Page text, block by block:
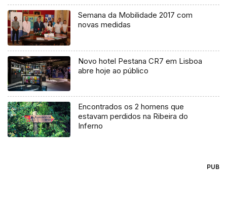
Semana da Mobilidade 2017 com
novas medidas
Novo hotel Pestana CR7 em Lisboa
abre hoje ao público
Encontrados os 2 homens que
estavam perdidos na Ribeira do
Inferno
PUB